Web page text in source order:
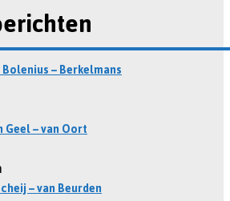
– Berkelmans
Geel – van Oort
– van Beurden